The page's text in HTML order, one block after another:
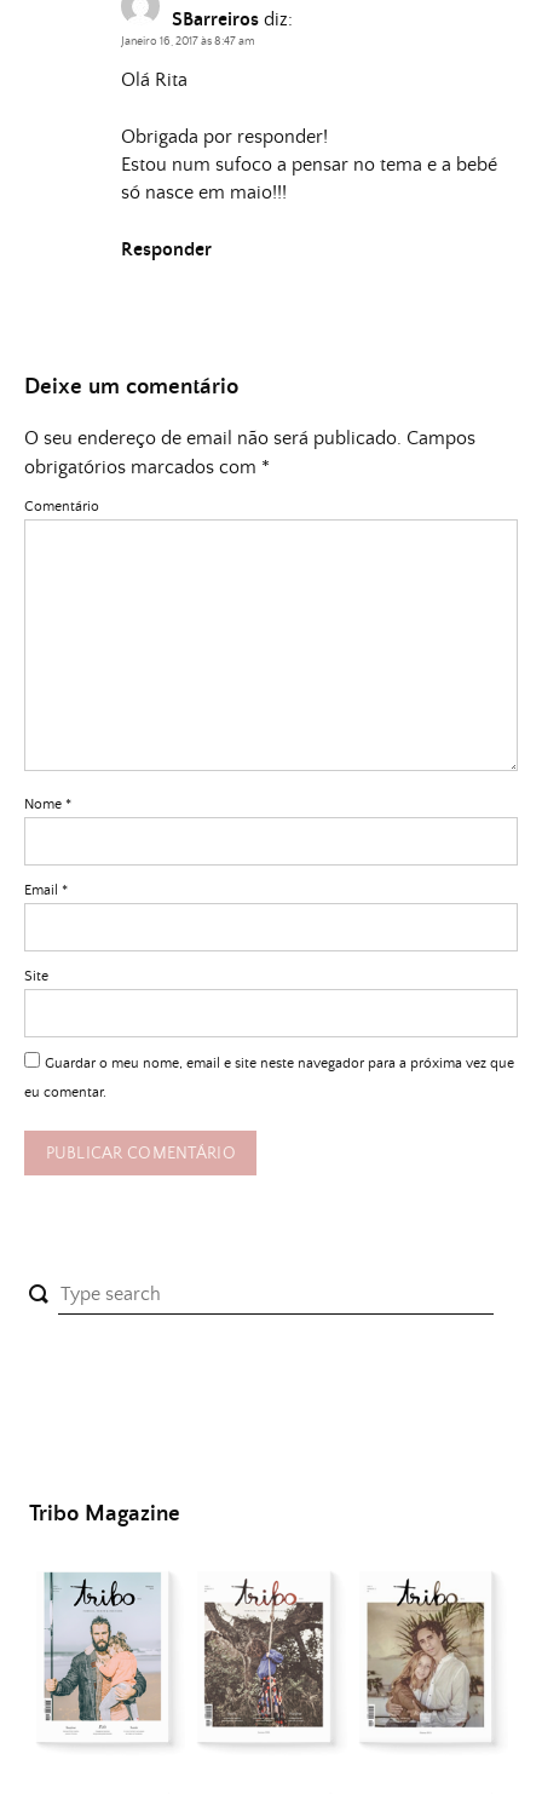
SBarreiros diz:
Janeiro 16, 2017 às 8:47 am
Olá Rita
Obrigada por responder!
Estou num sufoco a pensar no tema e a bebé
só nasce em maio!!!
Responder
Deixe um comentário
O seu endereço de email não será publicado. Campos
obrigatórios marcados com *
Comentário
Nome *
Email *
Site
Guardar o meu nome, email e site neste navegador para a próxima vez que
eu comentar.
Tribo Magazine